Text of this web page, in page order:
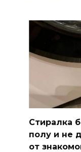
Стиралка
полу и не
от